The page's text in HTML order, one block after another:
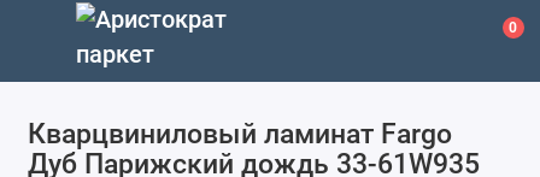
0
Кварцвиниловый ламинат Fargo
Дуб Парижский дождь 33-61W935